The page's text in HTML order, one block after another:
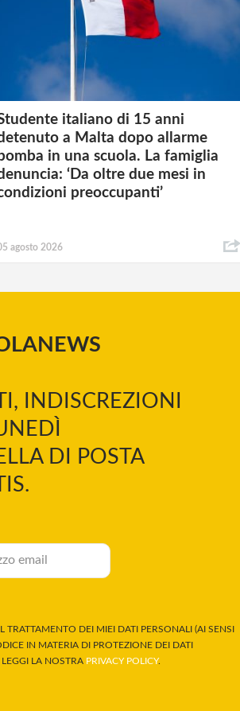
italiano di 15 anni
a Malta dopo allarme
bomba in una scuola. La famiglia
‘Da oltre due mesi in
preoccupanti’
agosto 2026
INDISCREZIONI
DI POSTA
DEI MIEI DATI PERSONALI (AI SENSI
IN MATERIA DI PROTEZIONE DEI DATI
LA NOSTRA PRIVACY POLICY.